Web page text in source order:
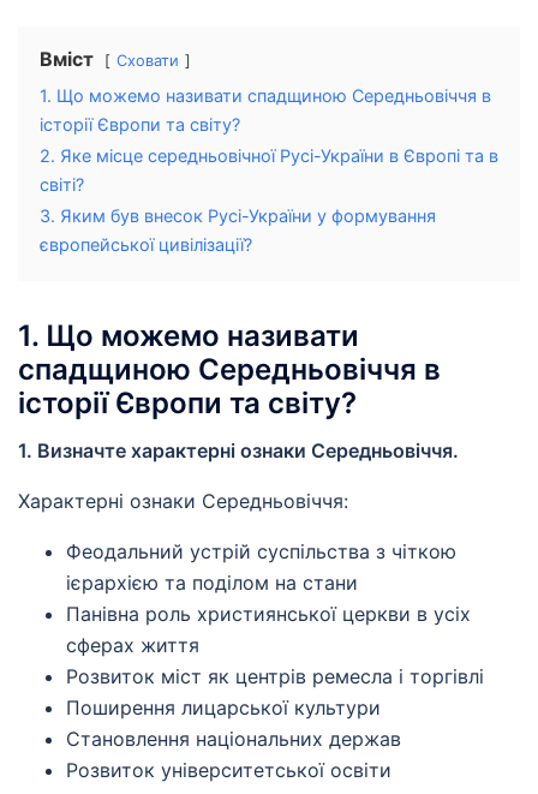
Вміст Сховати
1. Що можемо називати спадщиною Середньовіччя в
історії Європи та світу?
2. Яке місце середньовічної Русі-України в Європі та в
світі?
3. Яким був внесок Русі-України у формування
європейської цивілізації?
1. Що можемо називати
спадщиною Середньовіччя в
історії Європи та світу?
1. Визначте характерні ознаки Середньовіччя.
Характерні ознаки Середньовіччя:
Феодальний устрій суспільства з чіткою
ієрархією та поділом на стани
Панівна роль християнської церкви в усіх
сферах життя
Розвиток міст як центрів ремесла і торгівлі
Поширення лицарської культури
Становлення національних держав
Розвиток університетської освіти